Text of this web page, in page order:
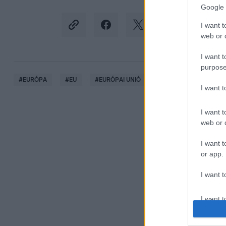
Google
I want
web or
I want
I want
I want
web or
I want
or app.
I want
I want
#EURÓPA #EU #EURÓPAI UNIÓ